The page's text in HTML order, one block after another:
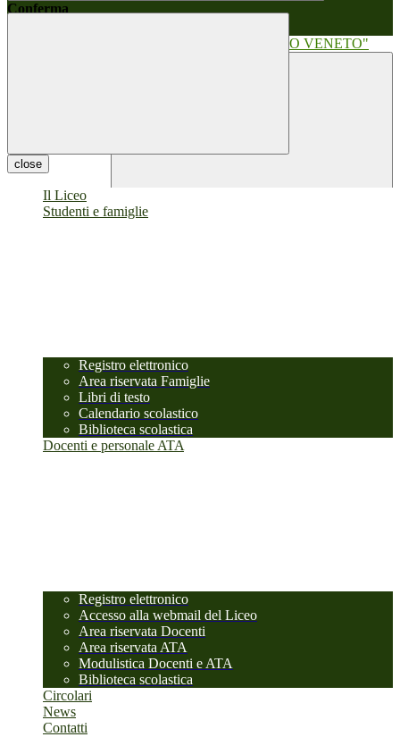
Conferma
close
Il Liceo
Studenti e famiglie
Registro elettronico
Area riservata Famiglie
Libri di testo
Calendario scolastico
Biblioteca scolastica
Docenti e personale ATA
Registro elettronico
Accesso alla webmail del Liceo
Area riservata Docenti
Area riservata ATA
Modulistica Docenti e ATA
Biblioteca scolastica
Circolari
News
Contatti